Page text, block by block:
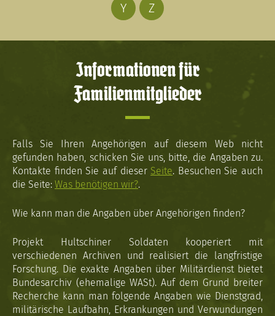
Y
Z
Informationen für
Familienmitglieder
Falls Sie Ihren Angehörigen auf diesem Web nicht
gefunden haben, schicken Sie uns, bitte, die Angaben zu.
Kontakte finden Sie auf dieser Seite. Besuchen Sie auch
die Seite: Was benötigen wir?.
Wie kann man die Angaben über Angehörigen finden?
Projekt Hultschiner Soldaten kooperiert mit
verschiedenen Archiven und realisiert die langfristige
Forschung. Die exakte Angaben über Militärdienst bietet
Bundesarchiv (ehemalige WASt). Auf dem Grund breiter
Recherche kann man folgende Angaben wie Dienstgrad,
militärische Laufbahn, Erkrankungen und Verwundungen